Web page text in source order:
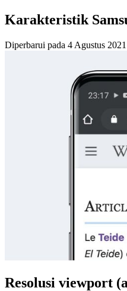
Karakteristik
Diperbarui pada 4 Agustus 2021
Resolusi viewport